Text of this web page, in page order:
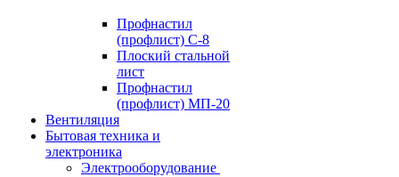
Профнастил
(профлист) С-8
Плоский стальной
лист
Профнастил
(профлист) МП-20
Вентиляция
Бытовая техника и
электроника
Электрооборудование